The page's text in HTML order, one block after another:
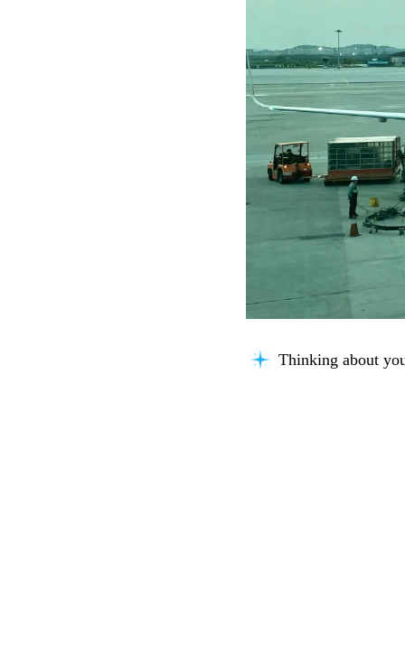
Thinking about